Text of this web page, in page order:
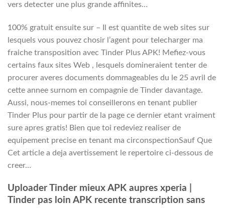
vers detecter une plus grande affinites…
100% gratuit ensuite sur – Il est quantite de web sites sur
lesquels vous pouvez chosir l’agent pour telecharger ma
fraiche transposition avec Tinder Plus APK! Mefiez-vous
certains faux sites Web , lesquels domineraient tenter de
procurer averes documents dommageables du le 25 avril de
cette annee surnom en compagnie de Tinder davantage.
Aussi, nous-memes toi conseillerons en tenant publier
Tinder Plus pour partir de la page ce dernier etant vraiment
sure apres gratis! Bien que toi redeviez realiser de
equipement precise en tenant ma circonspectionSauf Que
Cet article a deja avertissement le repertoire ci-dessous de
creer…
Uploader Tinder mieux APK aupres xperia |
Tinder pas loin APK recente transcription sans